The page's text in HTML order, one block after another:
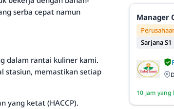
serba cepat namun
dalam rantai kuliner kami.
stasiun, memastikan setiap
yang ketat (HACCP).
Manager
Sarjana S1
10 jam yang